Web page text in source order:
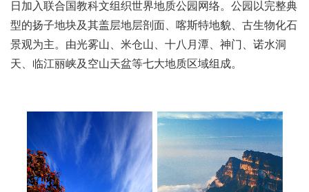
日加入联合国教科文组织世界地质公园网络。公园以完整典
型的扬子地块及其盖层地层剖面、喀斯特地貌、古生物化石
景观为主。由光雾山、米仓山、十八月潭、神门、诺水洞
天、临江丽峡及空山天盆等七大地质区域组成。